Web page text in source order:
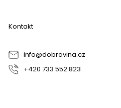
Kontakt
info@dobravina.cz
+420 733 552 823